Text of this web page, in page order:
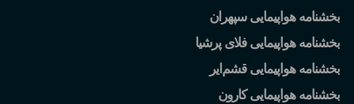
بخشنامه هواپیمایی سپهران
بخشنامه هواپیمایی فلای پرشیا
بخشنامه هواپیمایی قشم ایر
بخشنامه هواپیمایی کارون